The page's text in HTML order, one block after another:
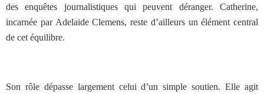
des enquêtes journalistiques qui peuvent déranger. Catherine,
incarnée par Adelaide Clemens, reste d’ailleurs un élément central
de cet équilibre.
Son rôle dépasse largement celui d’un simple soutien. Elle agit